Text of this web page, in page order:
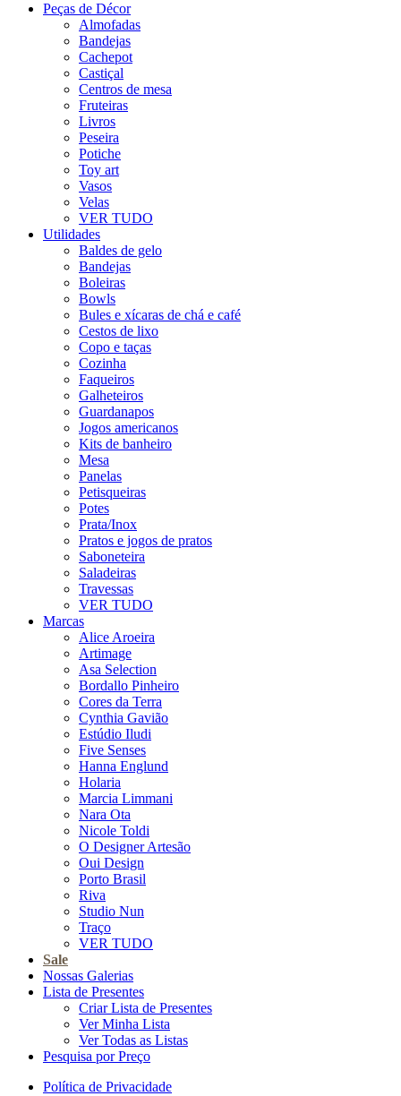
Peças de Décor
Almofadas
Bandejas
Cachepot
Castiçal
Centros de mesa
Fruteiras
Livros
Peseira
Potiche
Toy art
Vasos
Velas
VER TUDO
Utilidades
Baldes de gelo
Bandejas
Boleiras
Bowls
Bules e xícaras de chá e café
Cestos de lixo
Copo e taças
Cozinha
Faqueiros
Galheteiros
Guardanapos
Jogos americanos
Kits de banheiro
Mesa
Panelas
Petisqueiras
Potes
Prata/Inox
Pratos e jogos de pratos
Saboneteira
Saladeiras
Travessas
VER TUDO
Marcas
Alice Aroeira
Artimage
Asa Selection
Bordallo Pinheiro
Cores da Terra
Cynthia Gavião
Estúdio Iludi
Five Senses
Hanna Englund
Holaria
Marcia Limmani
Nara Ota
Nicole Toldi
O Designer Artesão
Oui Design
Porto Brasil
Riva
Studio Nun
Traço
VER TUDO
Sale
Nossas Galerias
Lista de Presentes
Criar Lista de Presentes
Ver Minha Lista
Ver Todas as Listas
Pesquisa por Preço
Política de Privacidade